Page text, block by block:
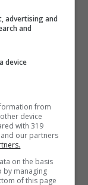
Jole
della
dopo
ore fa.
advertising and
and
device
from
device
with 319
our partners
on the basis
by managing
of this page